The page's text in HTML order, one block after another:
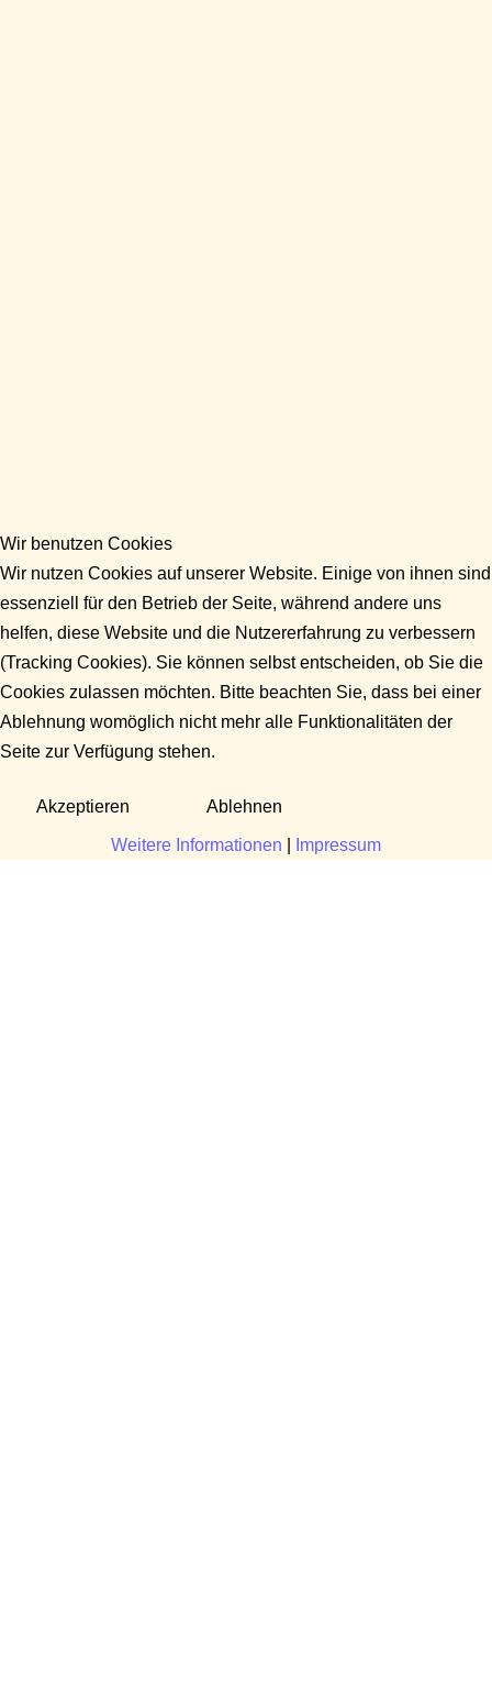
Wir benutzen Cookies
Wir nutzen Cookies auf unserer Website. Einige von ihnen sind
essenziell für den Betrieb der Seite, während andere uns
helfen, diese Website und die Nutzererfahrung zu verbessern
(Tracking Cookies). Sie können selbst entscheiden, ob Sie die
Cookies zulassen möchten. Bitte beachten Sie, dass bei einer
Ablehnung womöglich nicht mehr alle Funktionalitäten der
Seite zur Verfügung stehen.
Akzeptieren Ablehnen
Weitere Informationen Impressum